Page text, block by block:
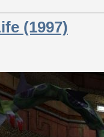
(1997)